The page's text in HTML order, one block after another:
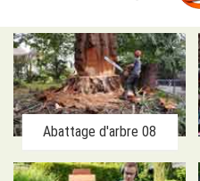
Abattage d'arbre 08